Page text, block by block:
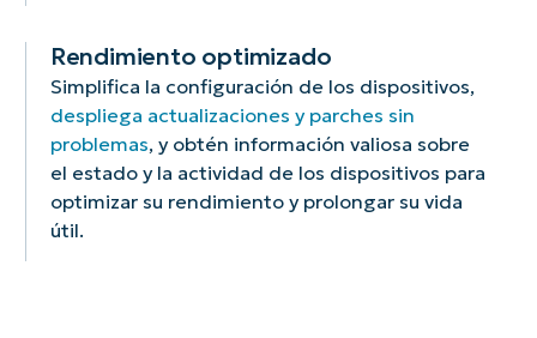
Rendimiento optimizado
Simplifica la configuración de los dispositivos,
despliega actualizaciones y parches sin
problemas, y obtén información valiosa sobre
el estado y la actividad de los dispositivos para
optimizar su rendimiento y prolongar su vida
útil.